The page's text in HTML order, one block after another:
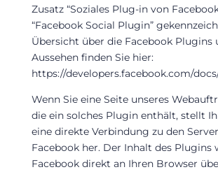
Zusatz “Soziales Plug-in von
“Facebook Social Plugin”
Übersicht über die Facebook Plugins
Aussehen finden Sie hier:
https://developers.facebook.com/
Wenn Sie eine Seite unseres
die ein solches Plugin enthält, stellt
eine direkte Verbindung zu den
Facebook her. Der Inhalt des Plugins
Facebook direkt an Ihren Browser